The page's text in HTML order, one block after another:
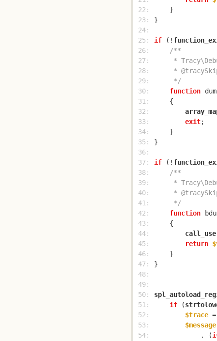
22:
23:
24:
25:
if (!
26:
27:
28:
29:
     */
30:
function
31:
32:
33:
exit
34:
35:
36:
37:
if (!
38:
39:
40:
41:
     */
42:
function
43:
44:
45:
return
46:
47:
48:
49:
50:
51:
if (
52:
$trace
53:
$message
54:
            . (